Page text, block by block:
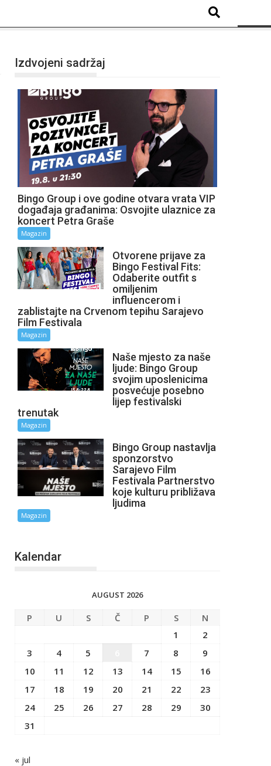
Izdvojeni sadržaj
Bingo Group i ove godine otvara vrata VIP
događaja građanima: Osvojite ulaznice za
koncert Petra Graše
Magazin
Otvorene prijave za
Bingo Festival Fits:
Odaberite outfit s
omiljenim
influencerom i
zablistajte na Crvenom tepihu Sarajevo
Film Festivala
Magazin
Naše mjesto za naše
ljude: Bingo Group
svojim uposlenicima
posvećuje posebno
lijep festivalski
trenutak
Magazin
Bingo Group nastavlja
sponzorstvo
Sarajevo Film
Festivala Partnerstvo
koje kulturu približava
ljudima
Magazin
Kalendar
AUGUST 2026
P U S Č P S
N
1
2
3
4 5 7 8
9
10
11 12 13 14 15
16
17
18 19 20 21 22
23
24
25 26 27 28 29
30
31
« jul